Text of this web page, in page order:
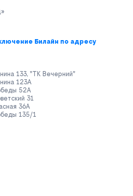
Билайн по адресу
133, "ТК Вечерний"
123А
52А
31
36А
135/1